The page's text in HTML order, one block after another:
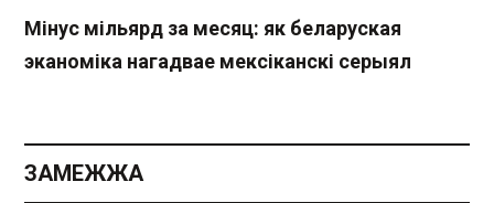
Мінус мільярд за месяц: як беларуская
эканоміка нагадвае мексіканскі серыял
ЗАМЕЖЖА